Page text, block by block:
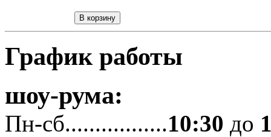
График работы
шоу-рума:
Пн-сб.................10:30 до